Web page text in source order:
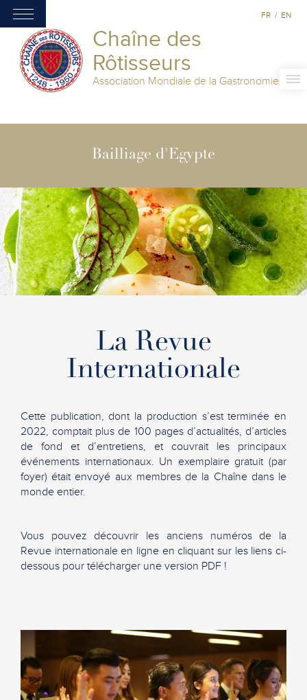
Chaîne des
Rôtisseurs
Association Mondiale de la Gastronomie
FR / EN
Bailliage d'Egypte
La Revue
Internationale
Cette publication, dont la production s’est terminée en
2022, comptait plus de 100 pages d’actualités, d’articles
de fond et d’entretiens, et couvrait les principaux
événements internationaux. Un exemplaire gratuit (par
foyer) était envoyé aux membres de la Chaîne dans le
monde entier.
Vous pouvez découvrir les anciens numéros de la
Revue internationale en ligne en cliquant sur les liens ci-
dessous pour télécharger une version PDF !